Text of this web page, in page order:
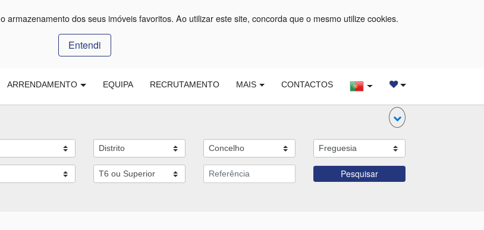
dos seus imóveis favoritos. Ao utilizar este site, concorda que o mesmo utilize cookies.
Entendi
ARRENDAMENTO EQUIPA RECRUTAMENTO MAIS CONTACTOS
Pesquisar